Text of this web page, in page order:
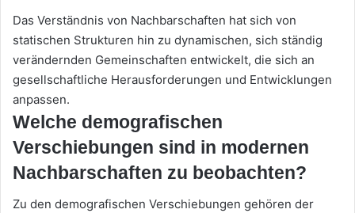
Das Verständnis von Nachbarschaften hat sich von
statischen Strukturen hin zu dynamischen, sich ständig
verändernden Gemeinschaften entwickelt, die sich an
gesellschaftliche Herausforderungen und Entwicklungen
anpassen.
Welche demografischen
Verschiebungen sind in modernen
Nachbarschaften zu beobachten?
Zu den demografischen Verschiebungen gehören der